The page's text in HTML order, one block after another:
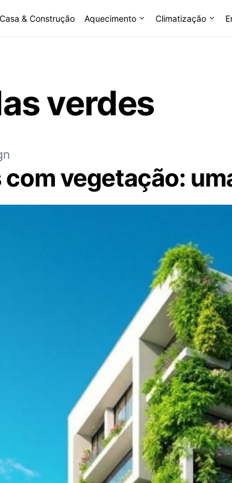
Casa & Construção Aquecimento Climatização
verdes
com vegetação: